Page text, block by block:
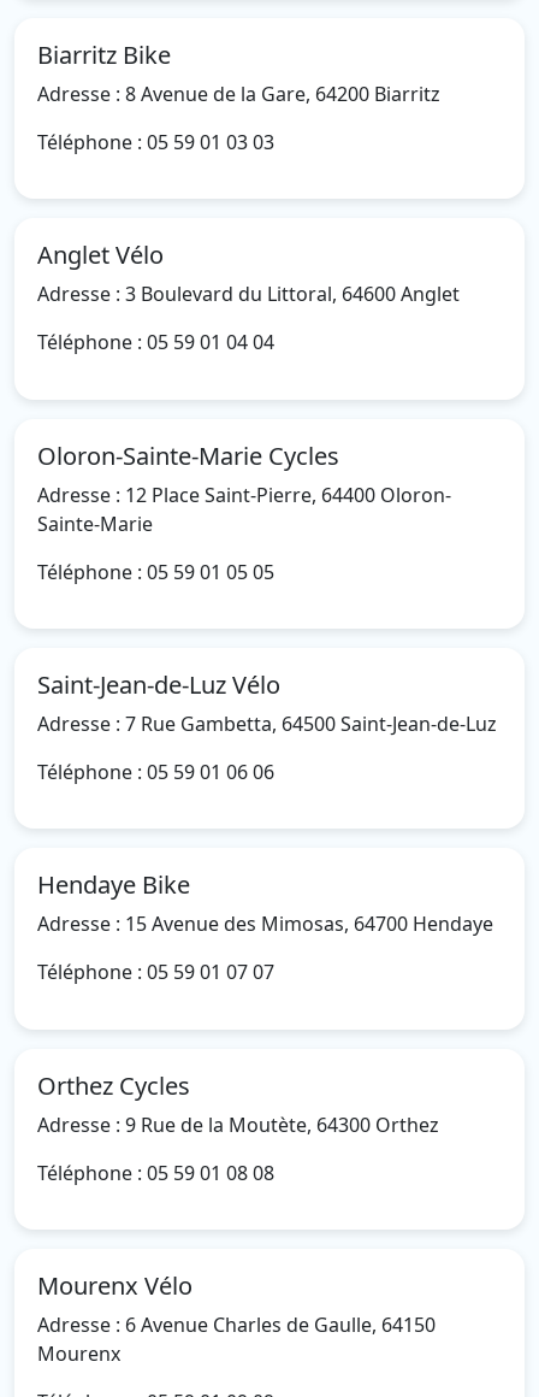
Biarritz Bike
Adresse : 8 Avenue de la Gare, 64200 Biarritz
Téléphone : 05 59 01 03 03
Anglet Vélo
Adresse : 3 Boulevard du Littoral, 64600 Anglet
Téléphone : 05 59 01 04 04
Oloron-Sainte-Marie Cycles
Adresse : 12 Place Saint-Pierre, 64400 Oloron-
Sainte-Marie
Téléphone : 05 59 01 05 05
Saint-Jean-de-Luz Vélo
Adresse : 7 Rue Gambetta, 64500 Saint-Jean-de-Luz
Téléphone : 05 59 01 06 06
Hendaye Bike
Adresse : 15 Avenue des Mimosas, 64700 Hendaye
Téléphone : 05 59 01 07 07
Orthez Cycles
Adresse : 9 Rue de la Moutète, 64300 Orthez
Téléphone : 05 59 01 08 08
Mourenx Vélo
Adresse : 6 Avenue Charles de Gaulle, 64150
Mourenx